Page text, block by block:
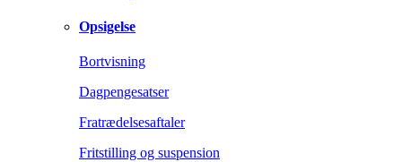
Opsigelse
Bortvisning
Dagpengesatser
Fratrædelsesaftaler
Fritstilling og suspension